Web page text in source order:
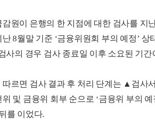
감원이 은행의 한 지점에 대한 검사를 지
난 8월말 기준 ‘금융위원회 부의 예정’
사의 경우 검사 종료일 이후 소요된 기간
따르면 검사 결과 후 처리 단계는 ▲검
및 금융위 회부 순으로 ‘금융위 부의 예
를 이었다.